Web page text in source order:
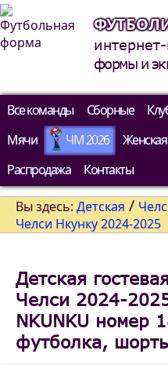
формы и
Все команды Сборные
Мячи
ЧМ 2026 Женская
Распродажа
Контакты
Вы здесь: Детская /
Челси Нкунку 2024-2025
Детская
Челси 2024-
NKUNKU номер
футболка,